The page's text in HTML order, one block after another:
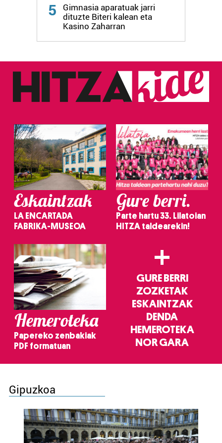
fitxategiak erabiltzen ditu. Zure esperientzia eta
zerbitzuak hobetzeko asmoz, cookie teknologiaz
irakurri
5
Gimnasia aparatuak jarri
dituzte Biteri kalean eta
Kasino Zaharran
Eskaintzak
LA ENCARTADA
FABRIKA-MUSEOA
Gure berri.
Parte hartu 33. Lilatoian
HITZA taldearekin!
Hemeroteka
Papereko zenbakiak
PDF formatuan
+
GURE BERRI
ZOZKETAK
ESKAINTZAK
DENDA
HEMEROTEKA
NOR GARA
Gipuzkoa